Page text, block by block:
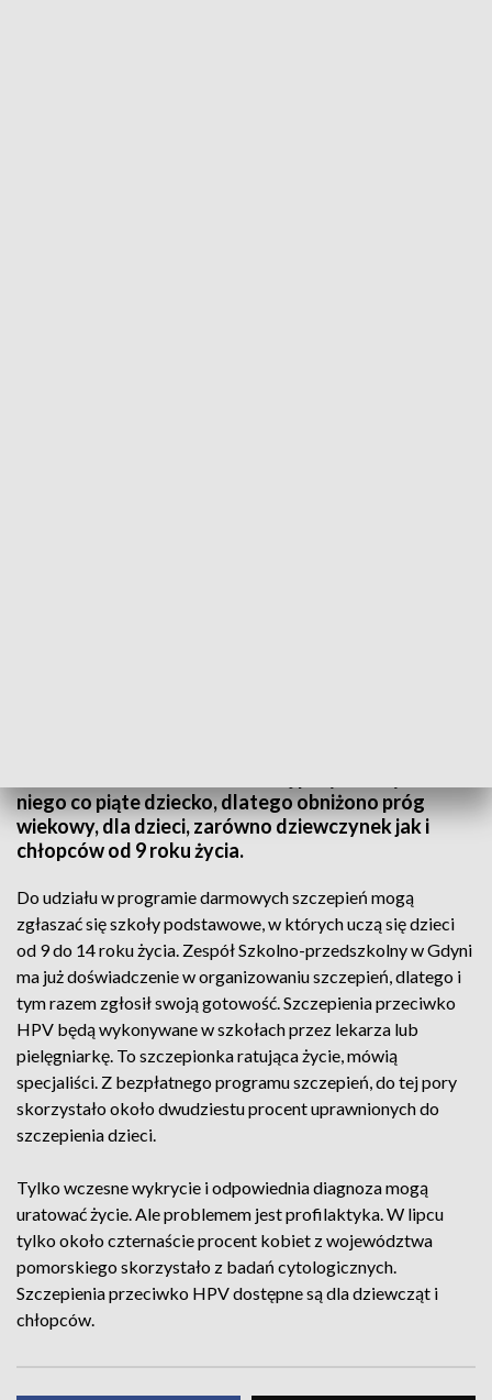
niego co piąte dziecko, dlatego obniżono próg
wiekowy, dla dzieci, zarówno dziewczynek jak i
chłopców od 9 roku życia.
Do udziału w programie darmowych szczepień mogą
zgłaszać się szkoły podstawowe, w których uczą się dzieci
od 9 do 14 roku życia. Zespół Szkolno-przedszkolny w Gdyni
ma już doświadczenie w organizowaniu szczepień, dlatego i
tym razem zgłosił swoją gotowość. Szczepienia przeciwko
HPV będą wykonywane w szkołach przez lekarza lub
pielęgniarkę. To szczepionka ratująca życie, mówią
specjaliści. Z bezpłatnego programu szczepień, do tej pory
skorzystało około dwudziestu procent uprawnionych do
szczepienia dzieci.
Tylko wczesne wykrycie i odpowiednia diagnoza mogą
uratować życie. Ale problemem jest profilaktyka. W lipcu
tylko około czternaście procent kobiet z województwa
pomorskiego skorzystało z badań cytologicznych.
Szczepienia przeciwko HPV dostępne są dla dziewcząt i
chłopców.